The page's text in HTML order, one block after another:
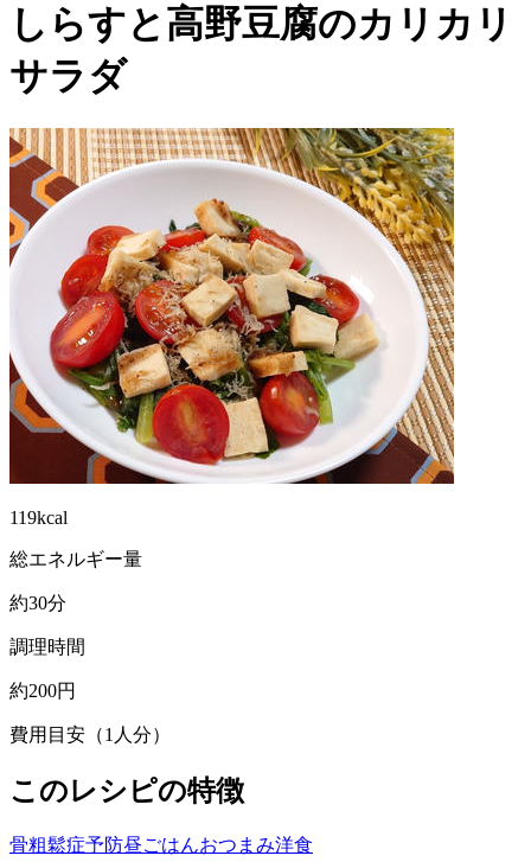
しらすと高野豆腐のカリカリ
サラダ
119kcal
総エネルギー量
約30分
調理時間
約200円
費用目安（1人分）
このレシピの特徴
骨粗鬆症予防昼ごはんおつまみ洋食